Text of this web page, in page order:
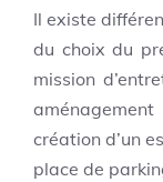
Il existe
du choix du
mission
création d’un
place de